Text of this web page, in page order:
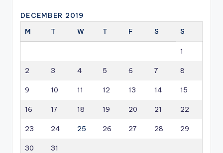
DECEMBER 2019
M
T W T F S S
1
2 3 4 5 6 7 8
9 10 11 12 13 14 15
16 17 18 19 20 21 22
23 24 25 26 27 28 29
30 31